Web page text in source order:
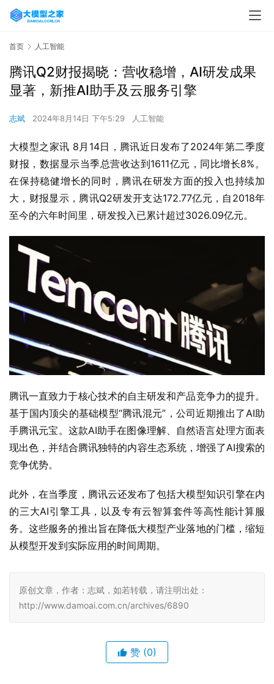
首页 人工智能
腾讯Q2财报揭晓：营收稳增，AI研发成果
显著，新推AI助手及云服务引擎
志斌 2024年8月14日 下午5:29 人工智能
大模型之家讯 8月14日，腾讯近日发布了2024年第二季度
财报，数据显示当季总营收达到1611亿元，同比增长8%。
在保持稳健增长的同时，腾讯在研发方面的投入也持续加
大，财报显示，腾讯Q2研发开支达172.77亿元，自2018年
至今的六年时间里，研发投入已累计超过3026.09亿元。
腾讯一直致力于核心技术的自主研发和产品竞争力的提升。
基于国内顶尖的基础模型“腾讯混元”，公司近期推出了AI助
手腾讯元宝。这款AI助手在图像理解、自然语言处理方面表
现出色，并结合腾讯独特的内容生态系统，增强了AI搜索的
竞争优势。
此外，在当季度，腾讯云还发布了包括大模型知识引擎在内
的三大AI引擎工具，以及专有云智算套件等高性能计算服
务。这些服务的推出旨在降低大模型产业落地的门槛，缩短
从模型开发到实际应用的时间周期。
原创文章，作者：志斌，如若转载，请注明出处：
http://www.damoai.com.cn/archives/6890
赞 (0)